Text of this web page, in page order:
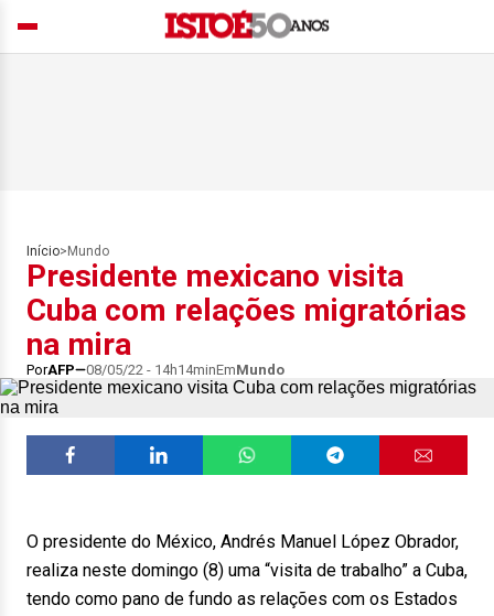
Início> Mundo
Presidente mexicano visita
Cuba com relações migratórias
na mira
PorAFP 08/05/22 - 14h14minEmMundo
O presidente do México, Andrés Manuel López Obrador,
realiza neste domingo (8) uma “visita de trabalho” a Cuba,
tendo como pano de fundo as relações com os Estados